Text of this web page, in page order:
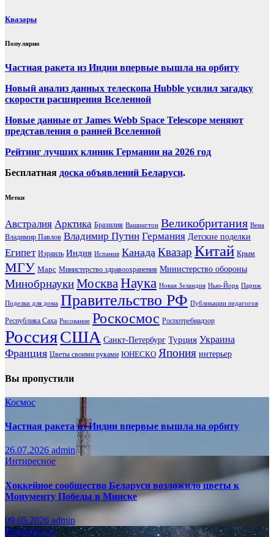
Квазары
Популярно
Частная ракета из Индии впервые вышла на орбиту
Новый анализ данных телескопа Hubble усилил загадку
скорости расширения Вселенной
Новые данные от James Webb Space Telescope меняют
представления о ранней Вселенной
Рейтинг лучших клиник Германии на 2026 год
Бесплатная доска объявлений Беларуси.
Метки
Австралия Арктика Бразилия Вашингтон Великобритания Вена
Владимир Павлов Владимир Путин Германия Детские поделки
Египет Израиль Индия Испания Канада Квазар Китай Крым
МГУ Марс Министерство здравоохранения Министерство обороны
МинобрнаукиМоскваНаука Новая Зеландия Нью-Йорк Париж
Поделки для дома Правительство РФ Публикации педагогов
Республика Саха Рисование Роскосмос Роспотребнадзор
РоссияСША Санкт-Петербург Турция Украина
Франция Цветы своими руками ЮНЕСКО Япония интерьер
Вы пропустили
Космос
Частная ракета из Индии впервые вышла на орбиту
26.07.2026 admin
Интиресное
Хоккейное сообщество Беларуси возложило цветы к
Монументу Победы в Минске
09.05.2026 admin
Интиресное